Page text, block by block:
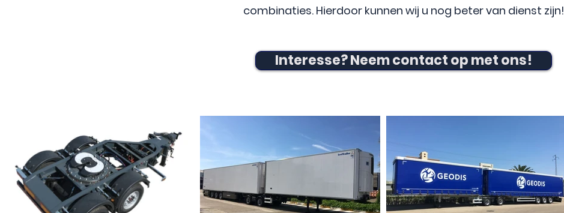
combinaties. Hierdoor kunnen wij u nog beter van dienst zijn!
Interesse? Neem contact op met ons!